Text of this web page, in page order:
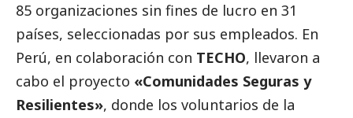
85 organizaciones sin fines de lucro en 31
países, seleccionadas por sus empleados. En
Perú, en colaboración con TECHO, llevaron a
cabo el proyecto «Comunidades Seguras y
Resilientes», donde los voluntarios de la